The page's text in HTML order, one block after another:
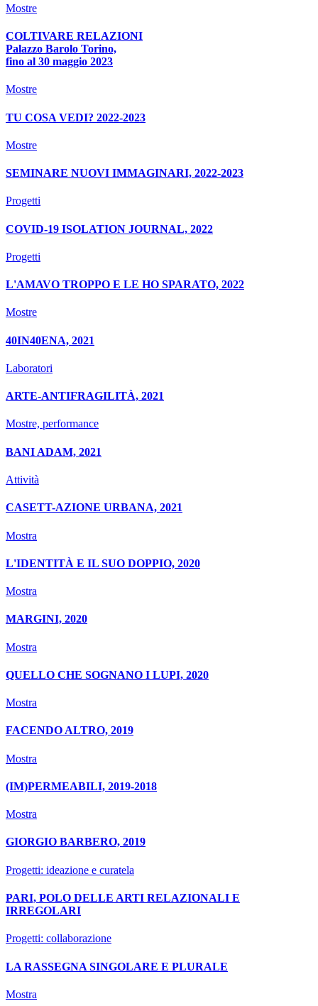
Mostre
COLTIVARE RELAZIONI
Palazzo Barolo Torino,
fino al 30 maggio 2023
Mostre
TU COSA VEDI? 2022-2023
Mostre
SEMINARE NUOVI IMMAGINARI, 2022-2023
Progetti
COVID-19 ISOLATION JOURNAL, 2022
Progetti
L'AMAVO TROPPO E LE HO SPARATO, 2022
Mostre
40IN40ENA, 2021
Laboratori
ARTE-ANTIFRAGILITÀ, 2021
Mostre, performance
BANI ADAM, 2021
Attività
CASETT-AZIONE URBANA, 2021
Mostra
L'IDENTITÀ E IL SUO DOPPIO, 2020
Mostra
MARGINI, 2020
Mostra
QUELLO CHE SOGNANO I LUPI, 2020
Mostra
FACENDO ALTRO, 2019
Mostra
(IM)PERMEABILI, 2019-2018
Mostra
GIORGIO BARBERO, 2019
Progetti: ideazione e curatela
PARI, POLO DELLE ARTI RELAZIONALI E
IRREGOLARI
Progetti: collaborazione
LA RASSEGNA SINGOLARE E PLURALE
Mostra